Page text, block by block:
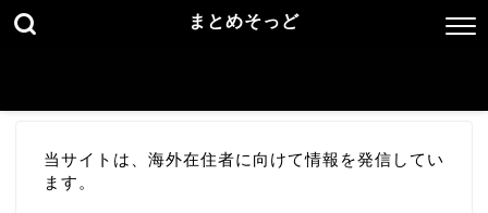
まとめそっど
当サイトは、海外在住者に向けて情報を発信してい
ます。